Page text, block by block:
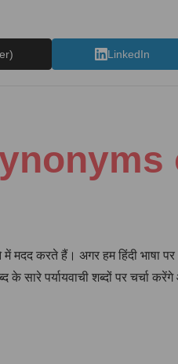
LinkedIn
में मदद करते हैं। अगर हम हिंदी
सारे पर्यायवाची शब्दों पर चर्चा